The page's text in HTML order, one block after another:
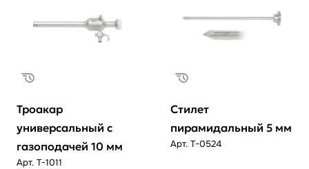
Троакар
универсальный с
газоподачей 10 мм
Арт. T-1011
Стилет
пирамидальный 5 мм
Арт. T-0524